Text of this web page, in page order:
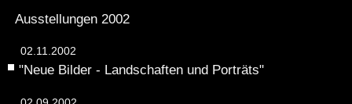
Ausstellungen 2002
02.11.2002
"Neue Bil­der - Land­schaf­ten und Por­träts"